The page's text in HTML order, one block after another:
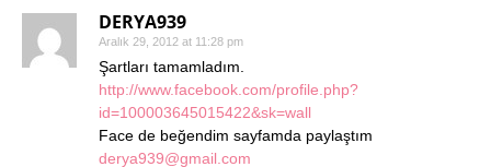
DERYA939
Aralık 29, 2012 at 11:28 pm
Şartları tamamladım.
http://www.facebook.com/profile.php?
id=100003645015422&sk=wall
Face de beğendim sayfamda paylaştım
derya939@gmail.com